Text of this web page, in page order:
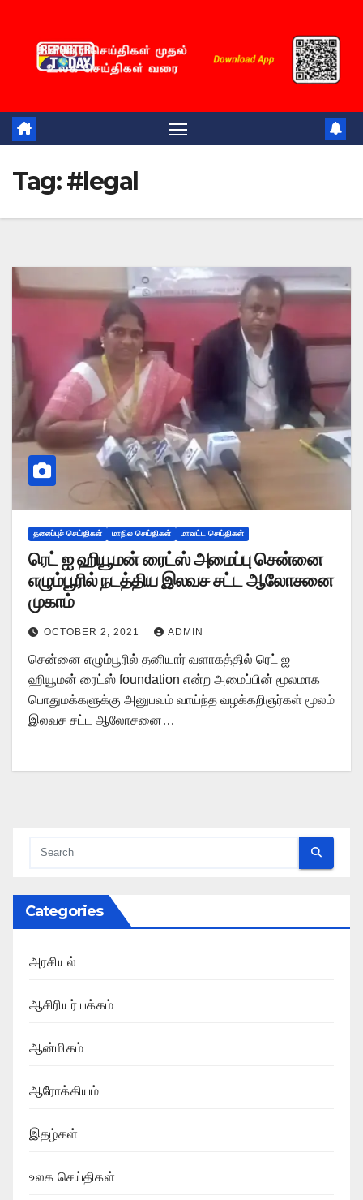
content
Tag:#legal
தலைப்புச் செய்திகள் மாநில செய்திகள் மாவட்ட செய்திகள்
ரெட் ஐ ஹியூமன் ரைட்ஸ் அமைப்பு சென்னை
எழும்பூரில் நடத்திய இலவச சட்ட ஆலோசனை
முகாம்
OCTOBER 2, 2021 ADMIN
சென்னை எழும்பூரில் தனியார் வளாகத்தில் ரெட் ஐ
ஹியூமன் ரைட்ஸ் foundation என்ற அமைப்பின் மூலமாக
பொதுமக்களுக்கு அனுபவம் வாய்ந்த வழக்கறிஞர்கள் மூலம்
இலவச சட்ட ஆலோசனை…
Categories
அரசியல்
ஆசிரியர் பக்கம்
ஆன்மிகம்
ஆரோக்கியம்
இதழ்கள்
உலக செய்திகள்